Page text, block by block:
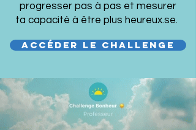
progresser pas à pas et mesurer
ta capacité à être plus heureux.se.
ACCéDER Le Challenge